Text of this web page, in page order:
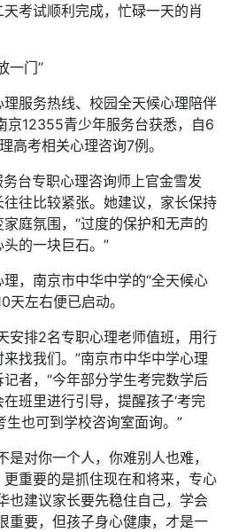
考试顺利完成，忙碌一天的肖
一门”
服务热线、校园全天候心理陪伴
京12355青少年服务台获悉，自6
高考相关心理咨询7例。
专职心理咨询师上官金雪发
往比较紧张。她建议，家长保持
庭氛围，“过度的保护和无声的
的一块巨石。”
南京市中华中学的“全天候心
天左右便已启动。
排2名专职心理老师值班，用行
找我们。”南京市中华中学心理
者，“今年部分学生考完数学后
班里进行引导，提醒孩子‘考完
生也可到学校咨询室面询。”
对你一个人，你难别人也难，
重要的是抓住现在和将来，专心
也建议家长要先稳住自己，学会
重要，但孩子身心健康，才是一